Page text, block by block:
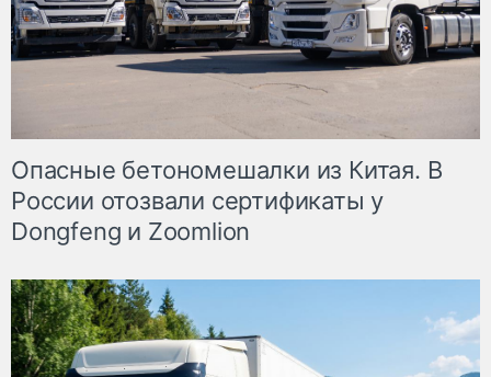
Опасные бетономешалки из Китая. В
России отозвали сертификаты у
Dongfeng и Zoomlion